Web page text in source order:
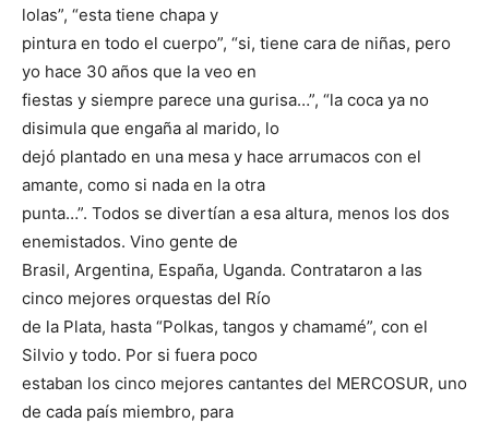
lolas”, “esta tiene chapa y
pintura en todo el cuerpo”, “si, tiene cara de niñas, pero
yo hace 30 años que la veo en
fiestas y siempre parece una gurisa…”, “la coca ya no
disimula que engaña al marido, lo
dejó plantado en una mesa y hace arrumacos con el
amante, como si nada en la otra
punta…”. Todos se divertían a esa altura, menos los dos
enemistados. Vino gente de
Brasil, Argentina, España, Uganda. Contrataron a las
cinco mejores orquestas del Río
de la Plata, hasta “Polkas, tangos y chamamé”, con el
Silvio y todo. Por si fuera poco
estaban los cinco mejores cantantes del MERCOSUR, uno
de cada país miembro, para